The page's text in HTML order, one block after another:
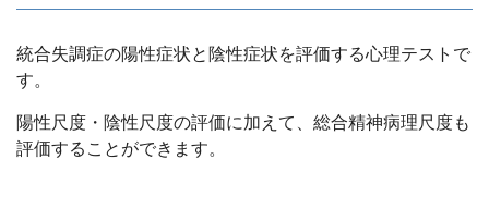
統合失調症の陽性症状と陰性症状を評価する心理テストで
す。
陽性尺度・陰性尺度の評価に加えて、総合精神病理尺度も
評価することができます。